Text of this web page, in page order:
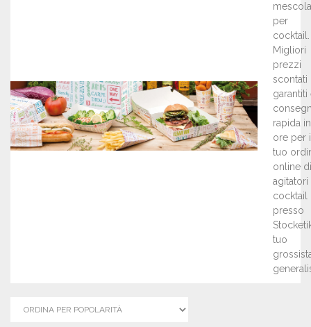
per
cocktail.
Migliori
prezzi
scontati
garantiti
rapida
ore per
tuo
online di
agitatori
cocktail
presso
tuo